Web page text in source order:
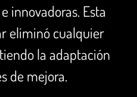
innovadoras. Esta
eliminó cualquier
la adaptación
de mejora.